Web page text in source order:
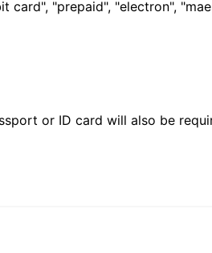
card", "prepaid", "electron",
or ID card will also be